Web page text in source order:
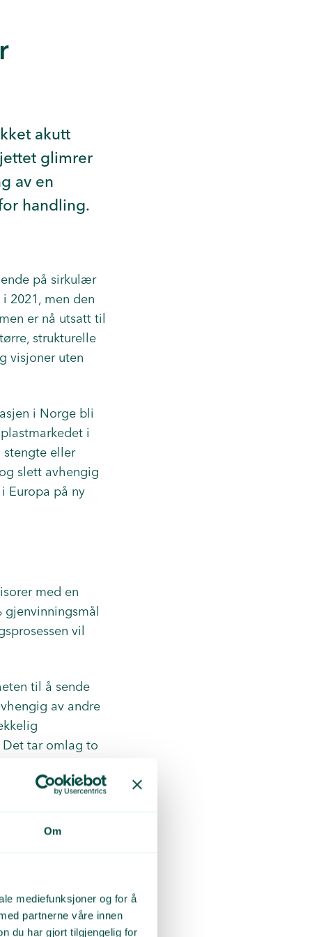
Om
mediefunksjoner og for å
partnerne våre innen
du har gjort tilgjengelig for
akutt
glimrer
av en
handling.
på sirkulær
2021, men den
er nå utsatt til
strukturelle
visjoner uten
i Norge bli
i
stengte eller
slett avhengig
Europa på ny
med en
gjenvinningsmål
vil
til å sende
av andre
Det tar omlag to
av plasten
til ny ved
Norge har